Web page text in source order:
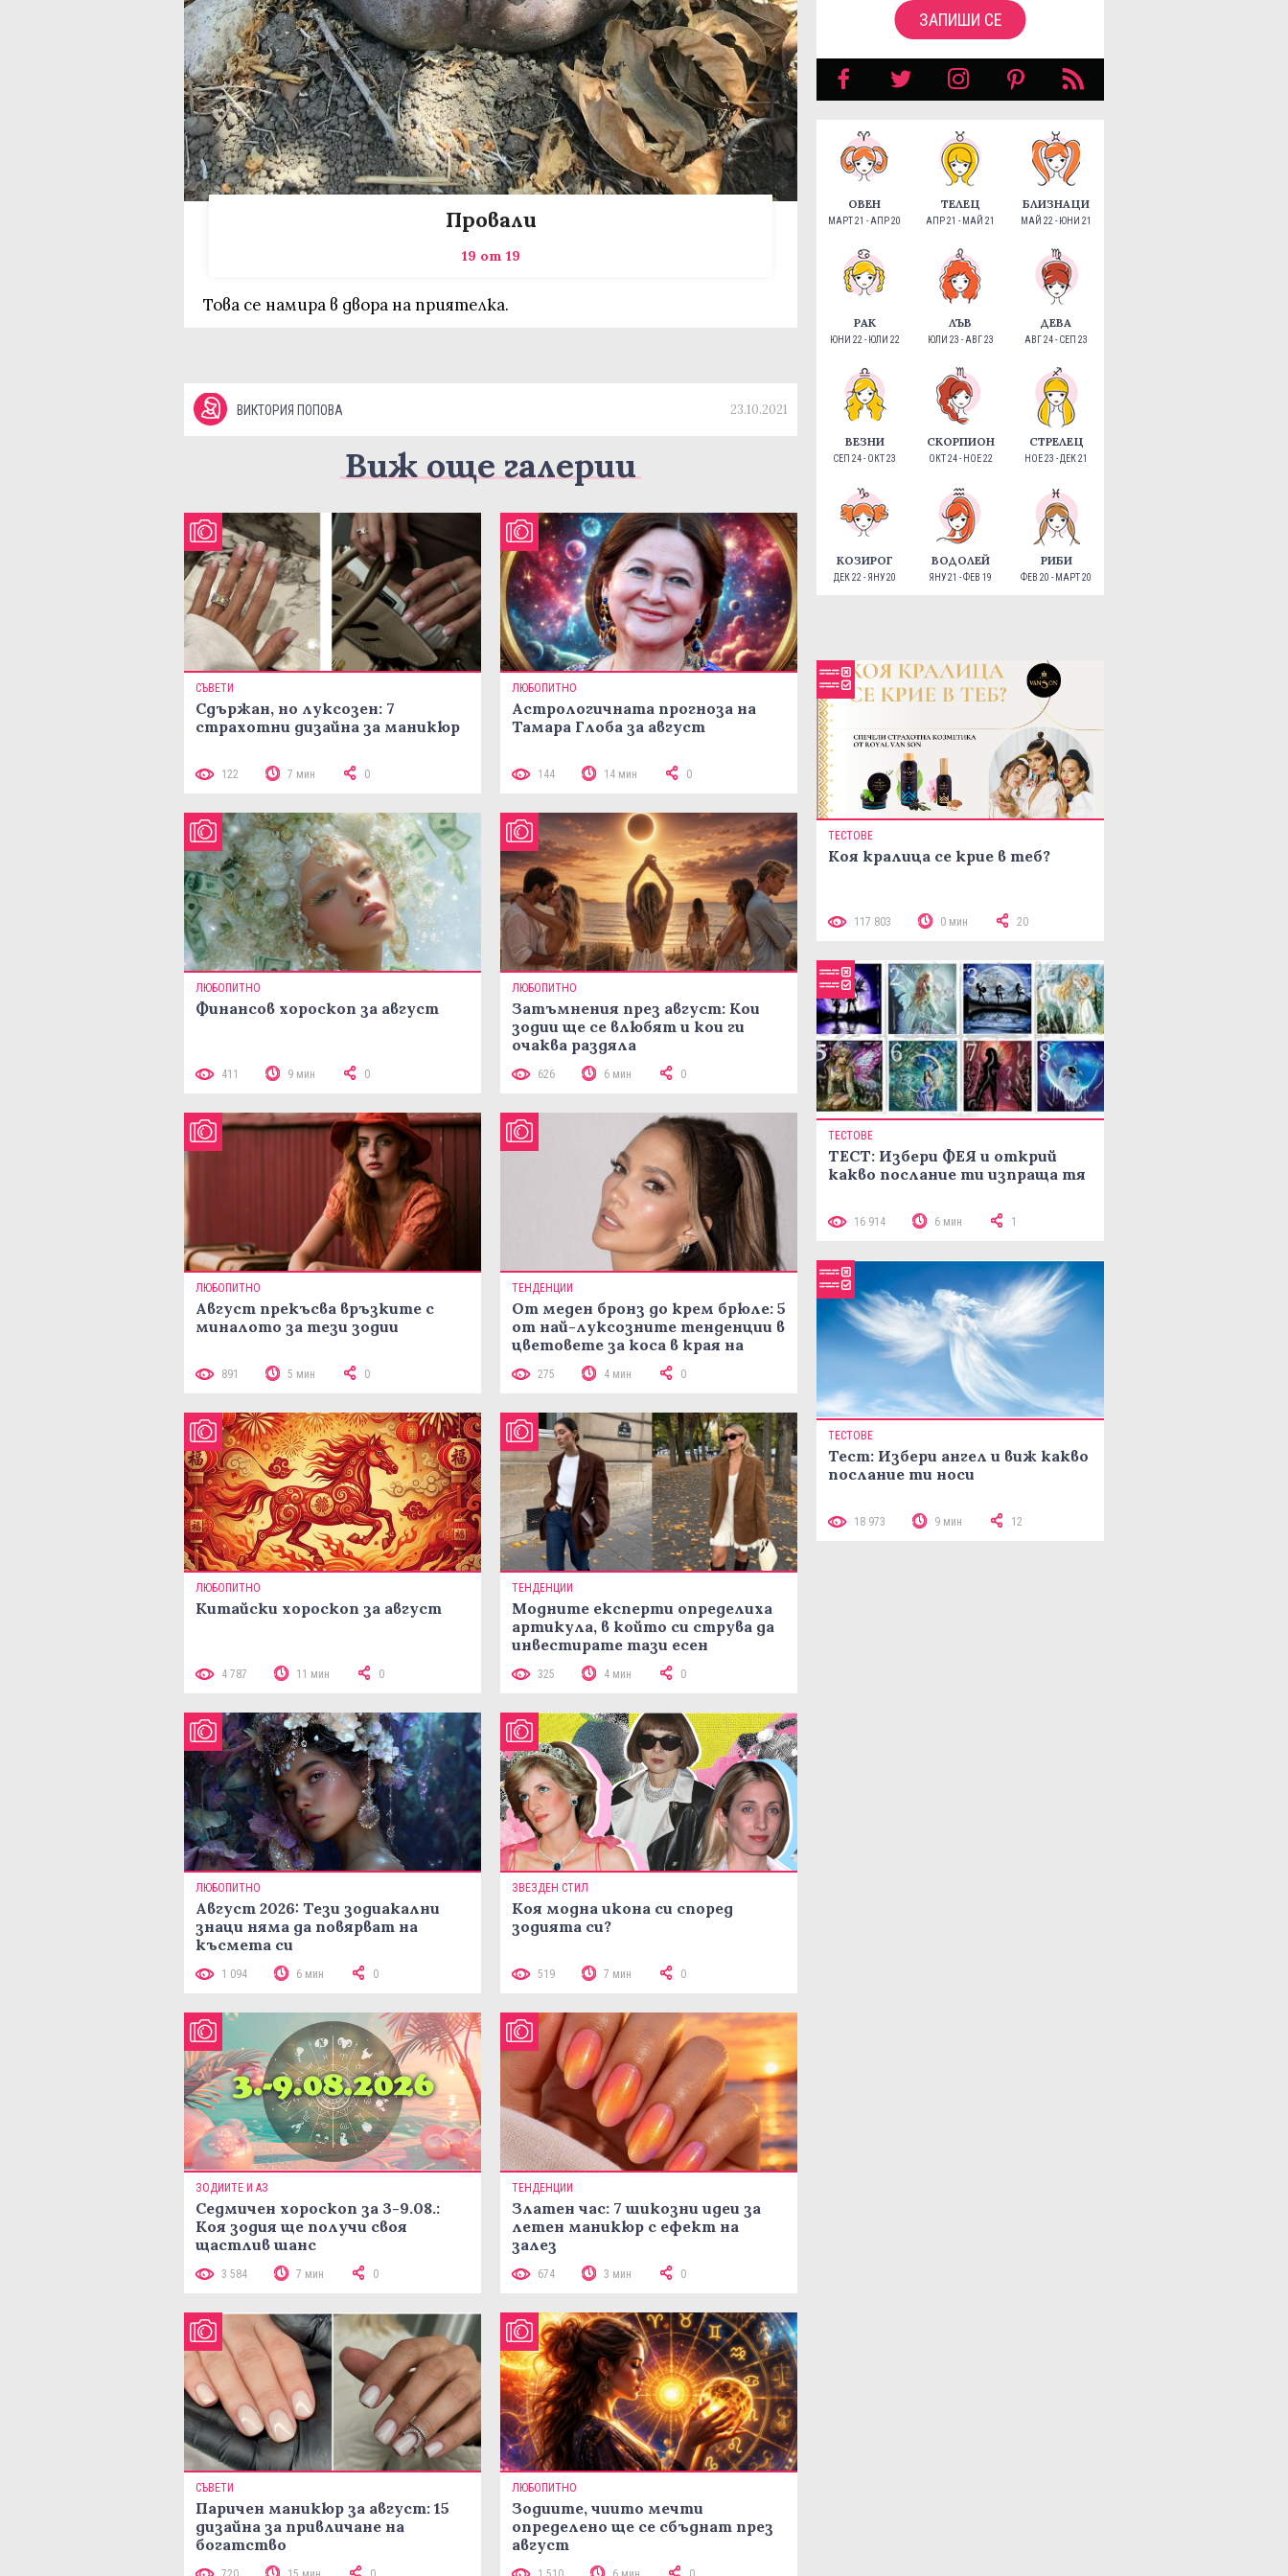
Провали
19 от 19
Това се намира в двора на приятелка.
ВИКТОРИЯ ПОПОВА 23.10.2021
Виж още галерии
СЪВЕТИ
Сдържан, но луксозен: 7
страхотни дизайна за маникюр
122 7 мин 0
ЛЮБОПИТНО
Астрологичната прогноза на
Тамара Глоба за август
144 14 мин 0
ЛЮБОПИТНО
Финансов хороскоп за август
411 9 мин 0
ЛЮБОПИТНО
Затъмнения през август: Кои
зодии ще се влюбят и кои ги
очаква раздяла
626 6 мин 0
ЛЮБОПИТНО
Август прекъсва връзките с
миналото за тези зодии
891 5 мин 0
ТЕНДЕНЦИИ
От меден бронз до крем брюле: 5
от най-луксозните тенденции в
цветовете за коса в края на
275 4 мин 0
ЛЮБОПИТНО
Китайски хороскоп за август
4 787 11 мин 0
ТЕНДЕНЦИИ
Модните експерти определиха
артикула, в който си струва да
инвестирате тази есен
325 4 мин 0
ЛЮБОПИТНО
Август 2026: Тези зодиакални
знаци няма да повярват на
късмета си
1 094 6 мин 0
ЗВЕЗДЕН СТИЛ
Коя модна икона си според
зодията си?
519 7 мин 0
ЗОДИИТЕ И АЗ
Седмичен хороскоп за 3-9.08.:
Коя зодия ще получи своя
щастлив шанс
3 584 7 мин 0
ТЕНДЕНЦИИ
Златен час: 7 шикозни идеи за
летен маникюр с ефект на
залез
674 3 мин 0
СЪВЕТИ
Паричен маникюр за август: 15
дизайна за привличане на
богатство
ЛЮБОПИТНО
Зодиите, чиито мечти
определено ще се сбъднат през
август
ЗАПИШИ СЕ
ОВЕН
МАРТ 21 - АПР 20
ТЕЛЕЦ
АПР 21 - МАЙ 21
БЛИЗНАЦИ
МАЙ 22 - ЮНИ 21
РАК
ЮНИ 22 - ЮЛИ 22
ЛЪВ
ЮЛИ 23 - АВГ 23
ДЕВА
АВГ 24 - СЕП 23
ВЕЗНИ
СЕП 24 - ОКТ 23
СКОРПИОН
ОКТ 24 - НОЕ 22
СТРЕЛЕЦ
НОЕ 23 - ДЕК 21
КОЗИРОГ
ДЕК 22 - ЯНУ 20
ВОДОЛЕЙ
ЯНУ 21 - ФЕВ 19
РИБИ
ФЕВ 20 - МАРТ 20
ТЕСТОВЕ
Коя кралица се крие в теб?
117 803 0 мин 20
ТЕСТОВЕ
ТЕСТ: Избери ФЕЯ и открий
какво послание ти изпраща тя
16 914 6 мин 1
ТЕСТОВЕ
Тест: Избери ангел и виж какво
послание ти носи
18 973 9 мин 12